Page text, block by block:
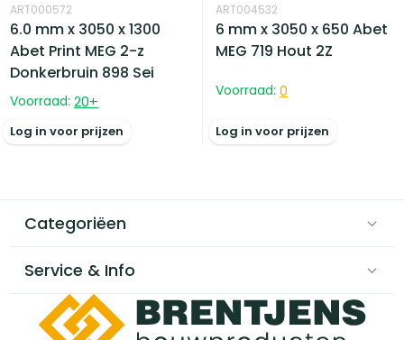
ART000572
6.0 mm x 3050 x 1300
Abet Print MEG 2-z
Donkerbruin 898 Sei
Voorraad: 20+
Log in voor prijzen
ART004532
6 mm x 3050 x 650 Abet
MEG 719 Hout 2Z
Voorraad: 0
Log in voor prijzen
Categoriëen
Service & Info